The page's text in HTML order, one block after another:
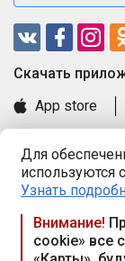
Для
используются
Узнать
Внимание!
cookie» все
Cкачать
App store
Книга замечаний
Правила и
Praca.by ©
Республика
117а, пом. № 9.